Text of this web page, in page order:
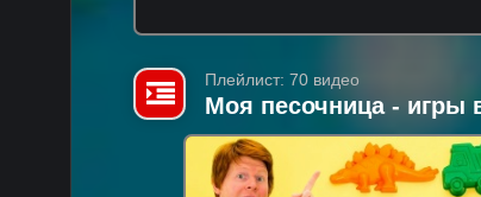
Плейлист: 70 видео
Моя песочница - игры